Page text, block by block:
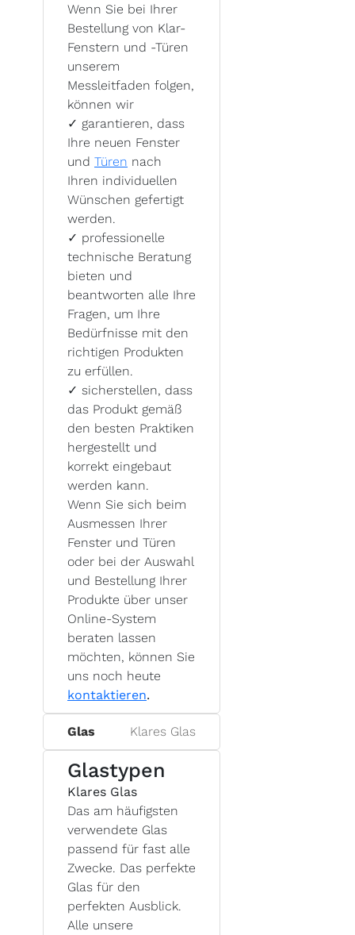
Wenn Sie bei Ihrer
Bestellung von Klar-
Fenstern und -Türen
unserem
Messleitfaden folgen,
können wir
✓ garantieren, dass
Ihre neuen Fenster
und Türen nach
Ihren individuellen
Wünschen gefertigt
werden.
✓ professionelle
technische Beratung
bieten und
beantworten alle Ihre
Fragen, um Ihre
Bedürfnisse mit den
richtigen Produkten
zu erfüllen.
✓ sicherstellen, dass
das Produkt gemäß
den besten Praktiken
hergestellt und
korrekt eingebaut
werden kann.
Wenn Sie sich beim
Ausmessen Ihrer
Fenster und Türen
oder bei der Auswahl
und Bestellung Ihrer
Produkte über unser
Online-System
beraten lassen
möchten, können Sie
uns noch heute
kontaktieren.
Glas Klares Glas
Glastypen
Klares Glas
Das am häufigsten
verwendete Glas
passend für fast alle
Zwecke. Das perfekte
Glas für den
perfekten Ausblick.
Alle unsere